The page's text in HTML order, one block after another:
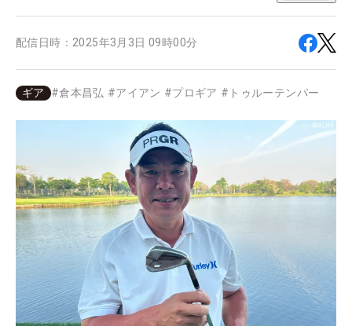
配信日時： 2025年3月3日 09時00分
ギア #倉本昌弘 #アイアン #プロギア # トゥルーテンパー